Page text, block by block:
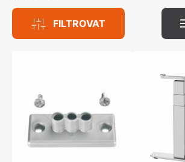
FILTROVAT